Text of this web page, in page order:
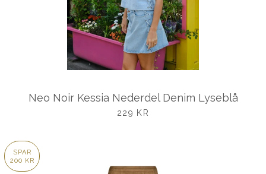
Neo Noir Kessia Nederdel Denim Lyseblå
UDSALGSPRIS
229 KR
SPAR
200 KR